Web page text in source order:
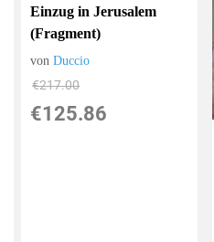
Einzug in Jerusalem
(Fragment)
vonDuccio
€217.00
€125.86